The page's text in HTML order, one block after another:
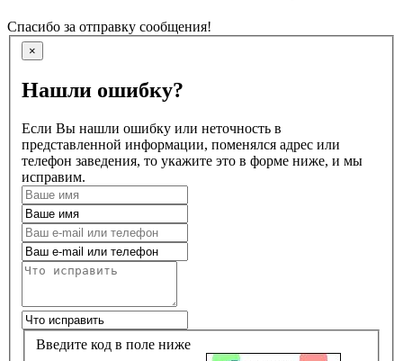
Спасибо за отправку сообщения!
×
Нашли ошибку?
Если Вы нашли ошибку или неточность в
представленной информации, поменялся адрес или
телефон заведения, то укажите это в форме ниже, и мы
исправим.
Введите код в поле ниже